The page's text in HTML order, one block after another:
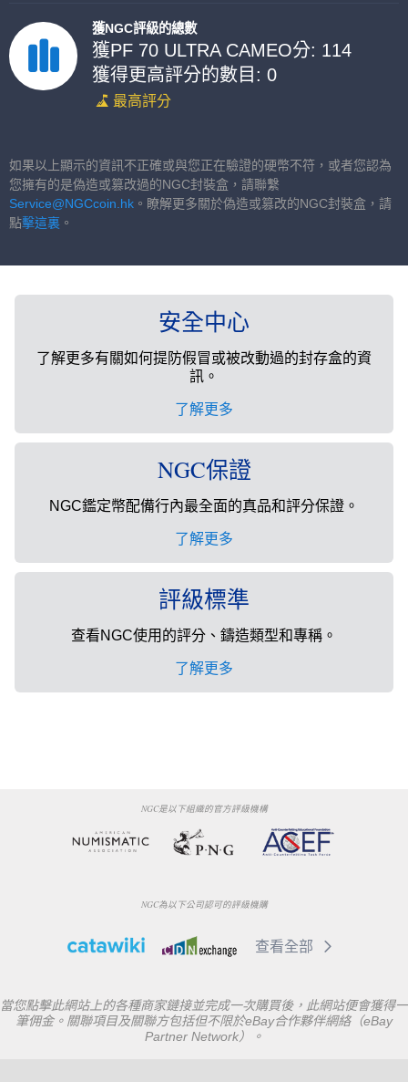
獲NGC評級的總數
獲PF 70 ULTRA CAMEO分: 114
獲得更高評分的數目: 0
最高評分
如果以上顯示的資訊不正確或與您正在驗證的硬幣不符，或者您認為
您擁有的是偽造或篡改過的NGC封裝盒，請聯繫
Service@NGCcoin.hk 。瞭解更多關於偽造或篡改的NGC封裝盒，請
點擊這裏 。
安全中心
了解更多有關如何提防假冒或被改動過的封存盒的資
訊。
了解更多
NGC保證
NGC鑑定幣配備行內最全面的真品和評分保證。
了解更多
評級標準
查看NGC使用的評分、鑄造類型和專稱。
了解更多
NGC是以下組織的官方評級機構
NGC為以下公司認可的評級機購
查看全部
當您點擊此網站上的各種商家鏈接並完成一次購買後，此網站便會獲得一
筆佣金。關聯項目及關聯方包括但不限於eBay合作夥伴網絡（eBay
Partner Network）。